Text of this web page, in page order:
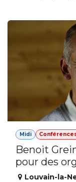
Midi
Benoit
pour des
Louvain-la-